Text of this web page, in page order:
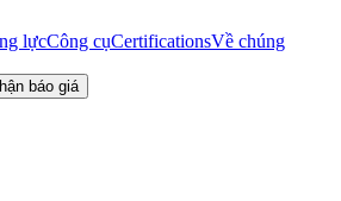
lựcCông cụCertificationsVề chúng
báo giá